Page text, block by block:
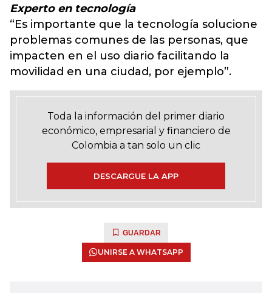
Experto en tecnología
“Es importante que la tecnología solucione
problemas comunes de las personas, que
impacten en el uso diario facilitando la
movilidad en una ciudad, por ejemplo”.
Toda la información del primer diario
económico, empresarial y financiero de
Colombia a tan solo un clic
DESCARGUE LA APP
GUARDAR
UNIRSE A WHATSAPP